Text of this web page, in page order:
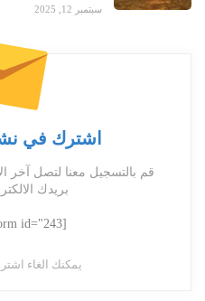
سبتمبر 12, 2025
اشترك في
قم بالتسجيل معنا لتصل آخر
بريدك
[mc4wp_form id="243"]
يمكنك الغاء